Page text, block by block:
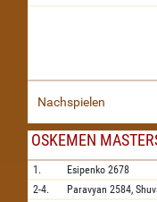
Nachspielen
OSKEMEN
1. Esipenko 2678
2-4.
Paravyan 2584,